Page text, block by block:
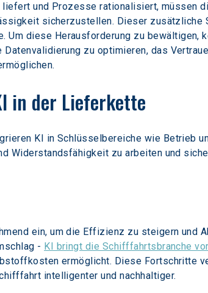
und Prozesse rationalisiert, müssen
sicherzustellen. Dieser
Um diese Herausforderung zu
zu optimieren, das
in der Lieferkette
KI in Schlüsselbereiche wie Betrieb
Widerstandsfähigkeit zu arbeiten und
ein, um die Effizienz zu steigern und
- KI bringt die Schifffahrtsbranche
ermöglicht. Diese Fortschritte
intelligenter und nachhaltiger.